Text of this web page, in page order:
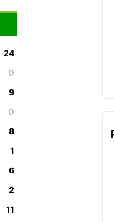
24
0
9
0
8
1
6
2
11